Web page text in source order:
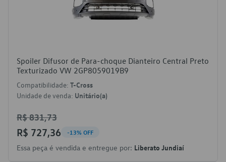
Spoiler Difusor de Para-choque Dianteiro Central Preto
Texturizado VW 2GP8059019B9
Compatibilidade: T-Cross
Unidade de venda: Unitário(a)
R$ 831,73
R$ 727,36 -13% OFF
Essa peça é vendida e entregue por: Liberato Jundiaí